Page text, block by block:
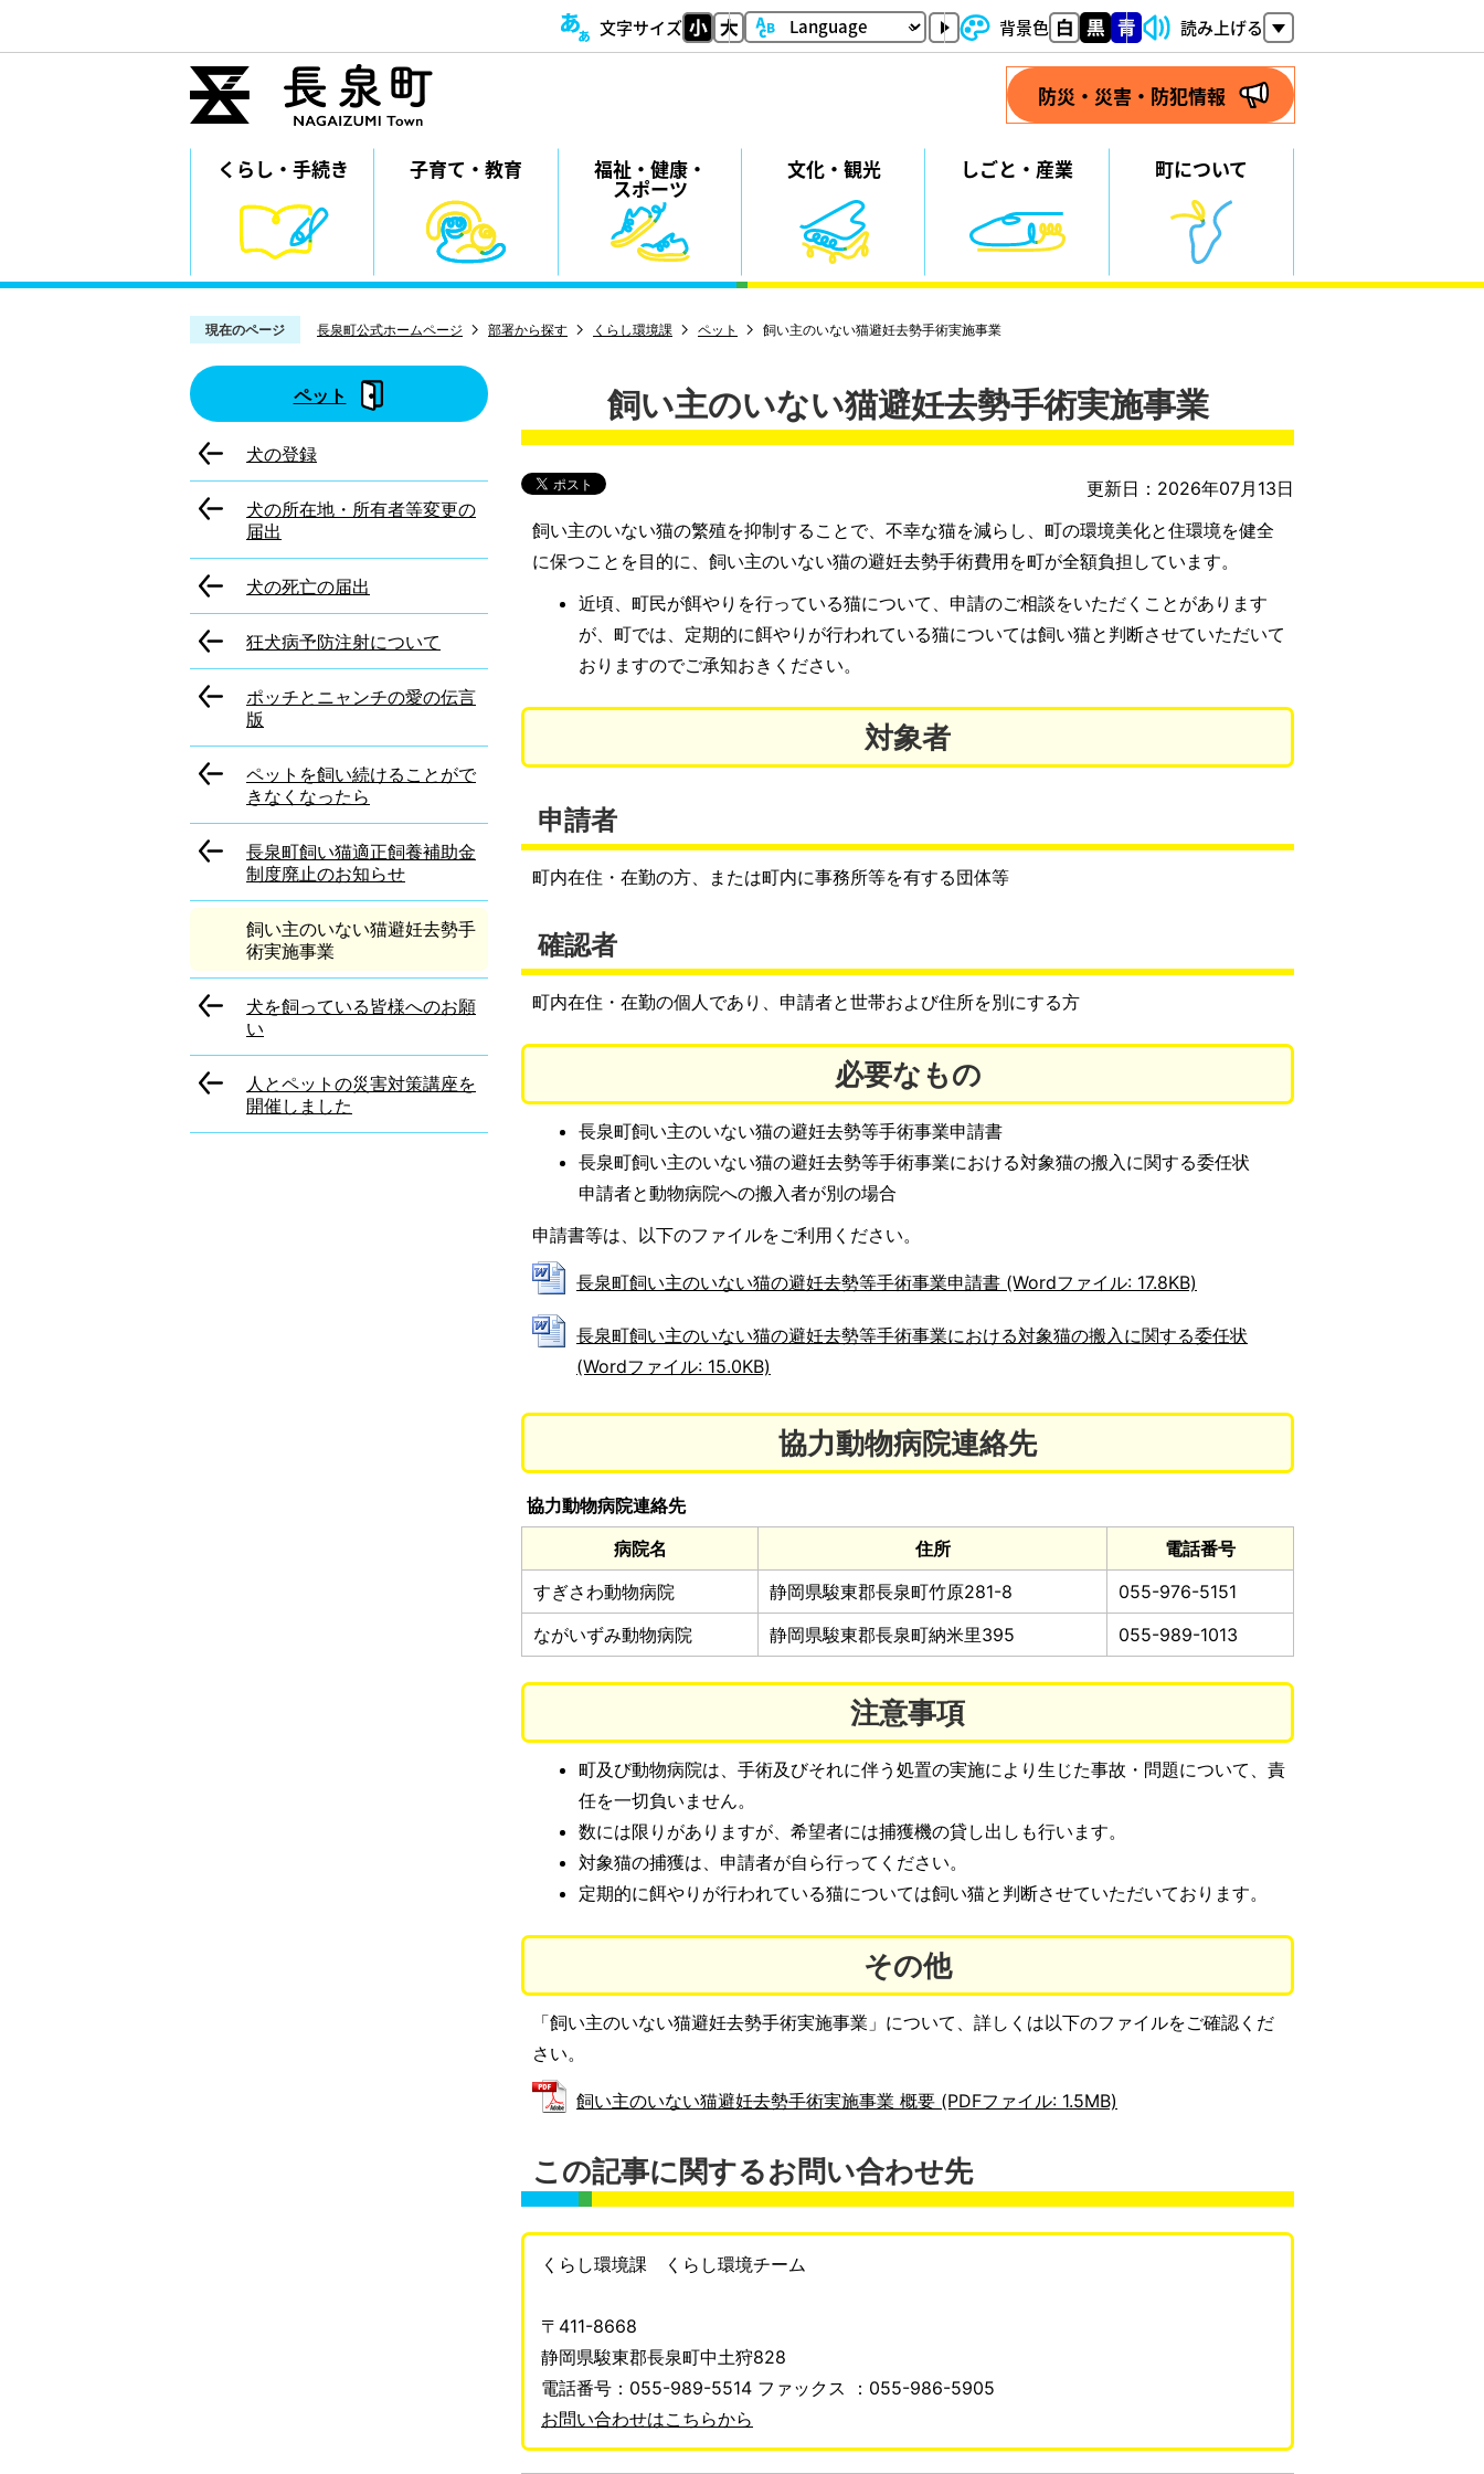
文字サイズ 背景色 読み上げる
防災・災害・防犯情報
くらし・ ⼿続き 子育て・教育 福祉・ 健康・
スポーツ
⽂化・ 観光 しごと・産業 町について
現在のページ 長泉町公式ホームページ 部署から探す くらし環境課 ペット 飼い主のいない猫避妊去勢手術実施事業
ペット
犬の登録
犬の所在地・所有者等変更の
届出
犬の死亡の届出
狂犬病予防注射について
ポッチとニャンチの愛の伝言
版
ペットを飼い続けることがで
きなくなったら
長泉町飼い猫適正飼養補助金
制度廃止のお知らせ
飼い主のいない猫避妊去勢手
術実施事業
犬を飼っている皆様へのお願
い
人とペットの災害対策講座を
開催しました
飼い主のいない猫避妊去勢手術実施事業
更新日：2026年07月13日
飼い主のいない猫の繁殖を抑制することで、不幸な猫を減らし、町の環境美化と住環境を健全
に保つことを目的に、飼い主のいない猫の避妊去勢手術費用を町が全額負担しています。
近頃、町民が餌やりを行っている猫について、申請のご相談をいただくことがあります
が、町では、定期的に餌やりが行われている猫については飼い猫と判断させていただいて
おりますのでご承知おきください。
対象者
申請者
町内在住・在勤の方、または町内に事務所等を有する団体等
確認者
町内在住・在勤の個人であり、申請者と世帯および住所を別にする方
必要なもの
長泉町飼い主のいない猫の避妊去勢等手術事業申請書
長泉町飼い主のいない猫の避妊去勢等手術事業における対象猫の搬入に関する委任状
申請者と動物病院への搬入者が別の場合
申請書等は、以下のファイルをご利用ください。
長泉町飼い主のいない猫の避妊去勢等手術事業申請書 (Wordファイル: 17.8KB)
長泉町飼い主のいない猫の避妊去勢等手術事業における対象猫の搬入に関する委任状
(Wordファイル: 15.0KB)
協力動物病院連絡先
協力動物病院連絡先
病院名
住所
電話番号
すぎさわ動物病院
静岡県駿東郡長泉町竹原281-8
055-976-5151
ながいずみ動物病院
静岡県駿東郡長泉町納米里395 055-989-1013
注意事項
町及び動物病院は、手術及びそれに伴う処置の実施により生じた事故・問題について、責
任を一切負いません。
数には限りがありますが、希望者には捕獲機の貸し出しも行います。
対象猫の捕獲は、申請者が自ら行ってください。
定期的に餌やりが行われている猫については飼い猫と判断させていただいております。
その他
「飼い主のいない猫避妊去勢手術実施事業」について、詳しくは以下のファイルをご確認くだ
さい。
飼い主のいない猫避妊去勢手術実施事業 概要 (PDFファイル: 1.5MB)
この記事に関するお問い合わせ先
くらし環境課 くらし環境チーム
〒411-8668
静岡県駿東郡長泉町中土狩828
電話番号：055-989-5514 ファックス ：055-986-5905
お問い合わせはこちらから